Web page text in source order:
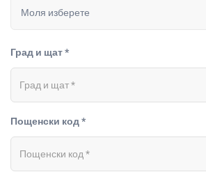
Град и щат *
Пощенски код *